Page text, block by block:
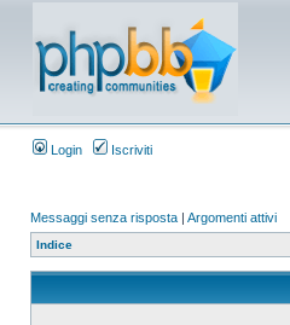
Login Iscriviti
Messaggi senza risposta | Argomenti attivi
Indice